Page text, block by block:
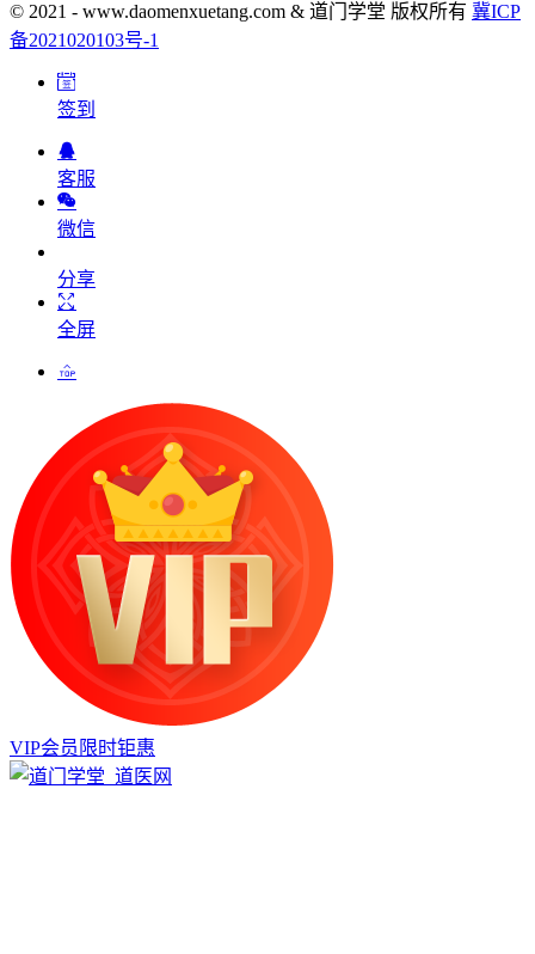
© 2021 - www.daomenxuetang.com & 道门学堂 版权所有 冀ICP
备2021020103号-1
签到
客服
微信
分享
全屏
VIP会员限时钜惠